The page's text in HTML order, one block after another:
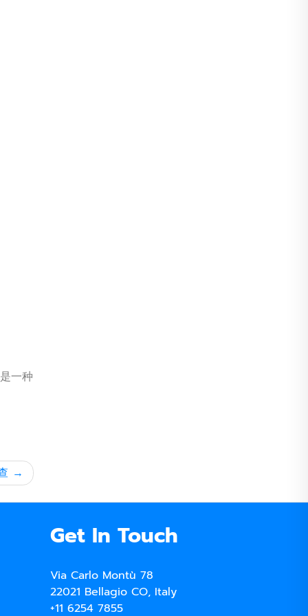
一种
Get In Touch
Via Carlo Montù 78
22021 Bellagio CO, Italy
+11 6254 7855